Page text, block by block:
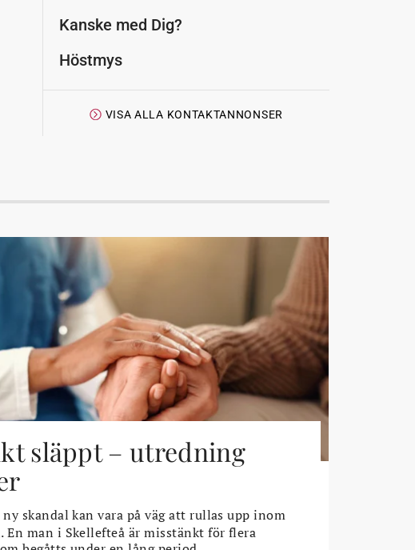
Kanske med Dig?
Höstmys
VISA ALLA KONTAKTANNONSER
släppt – utredning
ny skandal kan vara på väg att rullas upp inom
En man i Skellefteå är misstänkt för flera